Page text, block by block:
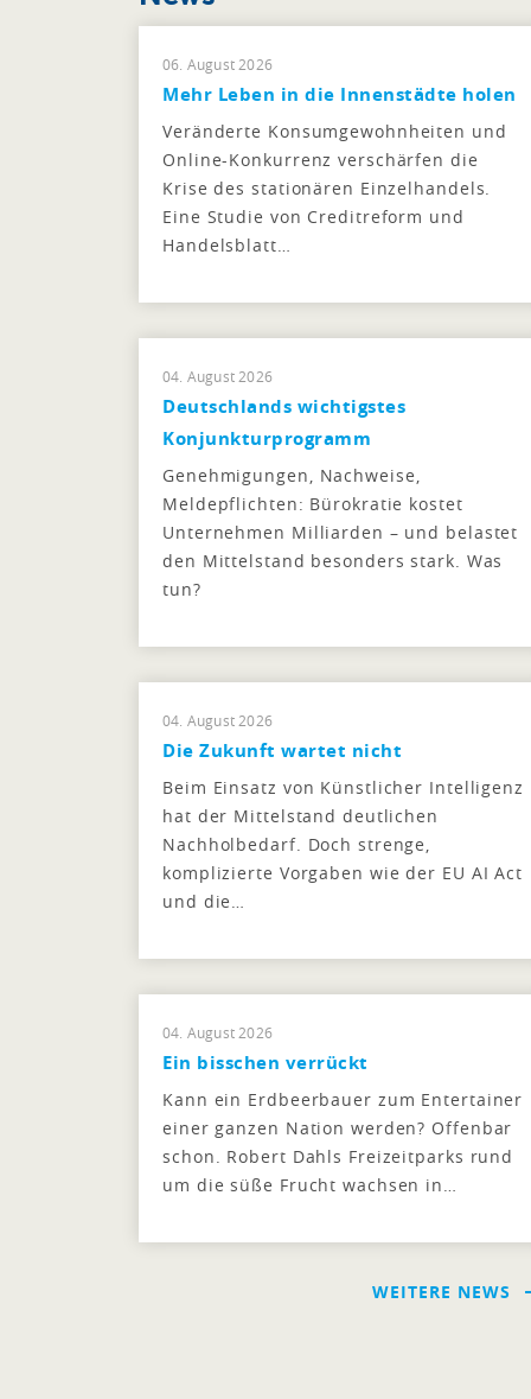
06. August 2026
Mehr Leben in die Innenstädte holen
Veränderte Konsumgewohnheiten und
Online-Konkurrenz verschärfen die
Krise des stationären Einzelhandels.
Eine Studie von Creditreform und
Handelsblatt…
04. August 2026
Deutschlands wichtigstes
Konjunkturprogramm
Genehmigungen, Nachweise,
Meldepflichten: Bürokratie kostet
Unternehmen Milliarden – und belastet
den Mittelstand besonders stark. Was
tun?
04. August 2026
Die Zukunft wartet nicht
Beim Einsatz von Künstlicher Intelligenz
hat der Mittelstand deutlichen
Nachholbedarf. Doch strenge,
komplizierte Vorgaben wie der EU AI Act
und die…
04. August 2026
Ein bisschen verrückt
Kann ein Erdbeerbauer zum Entertainer
einer ganzen Nation werden? Offenbar
schon. Robert Dahls Freizeitparks rund
um die süße Frucht wachsen in…
WEITERE NEWS